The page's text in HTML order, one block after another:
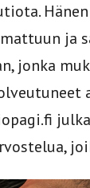
ja
jonka